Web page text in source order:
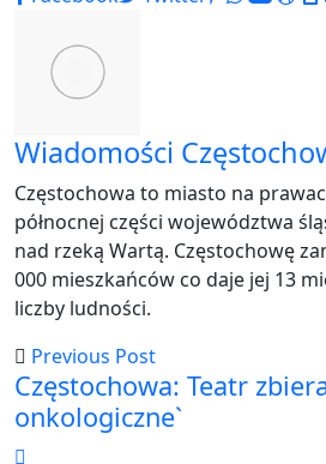
Wiadomości
Częstochowa to miasto na
północnej części województwa
nad rzeką Wartą. Częstochowę
000 mieszkańców co daje jej 13
liczby ludności.
Previous Post
Częstochowa: Teatr
onkologiczne`